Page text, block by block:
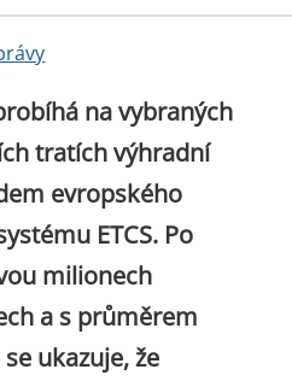
na vybraných
tratích výhradní
evropského
ETCS. Po
milionech
a s průměrem
ukazuje, že